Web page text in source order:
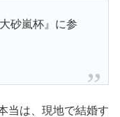
砂嵐杯』に参
当は、現地で結婚す